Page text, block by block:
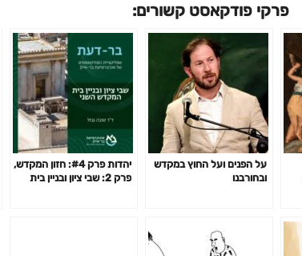
פרקי פודקאסט קשורים:
על הפנים ועל החוץ במקדש
ובחורבנו
יהדות פרק #4: חזון המקדש,
פרק 2: שבי ציון ובניין בית